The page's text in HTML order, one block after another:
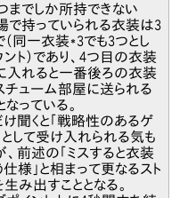
つまでしか所持できない
で持っていられる衣装は3
（同一衣装*3でも3つとし
ント）であり、4つ目の衣装
入れると一番後ろの衣装
チューム部屋に送られる
っている。
け聞くと「戦略性のあるゲ
として受け入れられる気も
、前述の「ミスすると衣装
仕様」と相まって更なるスト
生み出すこととなる。